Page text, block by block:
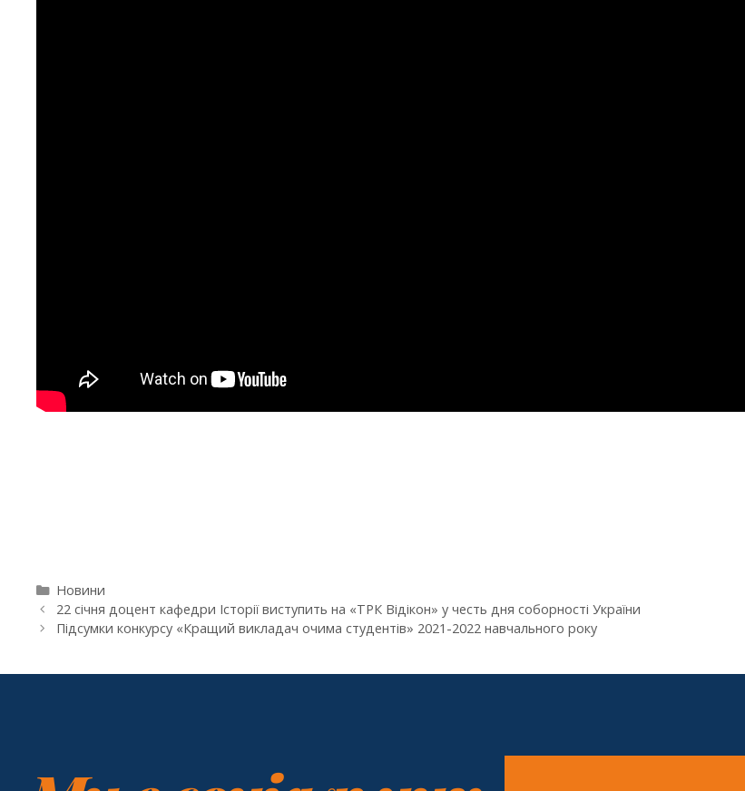
Новини
22 січня доцент кафедри Історії виступить на «ТРК Відікон» у честь дня соборності України
Підсумки конкурсу «Кращий викладач очима студентів» 2021-2022 навчального року